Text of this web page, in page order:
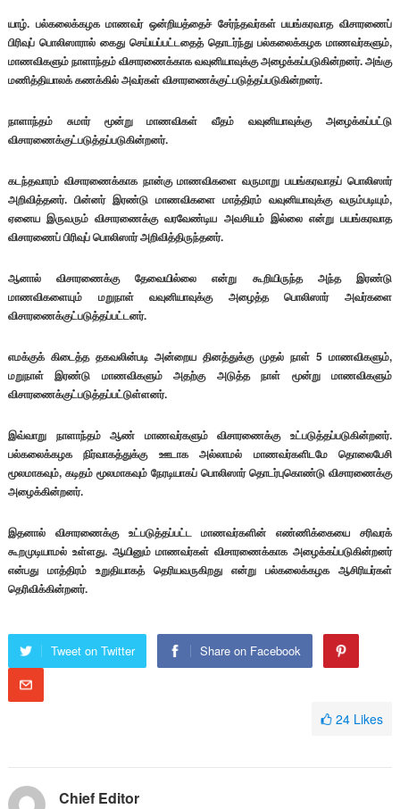
யாழ். பல்கலைக்கழக மாணவர் ஒன்றியத்தைச் சேர்ந்தவர்கள் பயங்கரவாத விசாரணைப்
பிரிவுப் பொலிஸாரால் கைது செய்யப்பட்டதைத் தொடர்ந்து பல்கலைக்கழக மாணவர்களும்,
மாணவிகளும் நாளாந்தம் விசாரணைக்காக வவுனியாவுக்கு அழைக்கப்படுகின்றனர். அங்கு
மணித்தியாலக் கணக்கில் அவர்கள் விசாரணைக்குட்படுத்தப்படுகின்றனர்.
நாளாந்தம் சுமார் மூன்று மாணவிகள் வீதம் வவுனியாவுக்கு அழைக்கப்பட்டு
விசாரணைக்குட்படுத்தப்படுகின்றனர்.
கடந்தவாரம் விசாரணைக்காக நான்கு மாணவிகளை வருமாறு பயங்கரவாதப் பொலிஸார்
அறிவித்தனர். பின்னர் இரண்டு மாணவிகளை மாத்திரம் வவுனியாவுக்கு வரும்படியும்,
ஏனைய இருவரும் விசாரணைக்கு வரவேண்டிய அவசியம் இல்லை என்று பயங்கரவாத
விசாரணைப் பிரிவுப் பொலிஸார் அறிவித்திருந்தனர்.
ஆனால் விசாரணைக்கு தேவையில்லை என்று கூறியிருந்த அந்த இரண்டு
மாணவிகளையும் மறுநாள் வவுனியாவுக்கு அழைத்த பொலிஸார் அவர்களை
விசாரணைக்குட்படுத்தப்பட்டனர்.
எமக்குக் கிடைத்த தகவலின்படி அன்றைய தினத்துக்கு முதல் நாள் 5 மாணவிகளும்,
மறுநாள் இரண்டு மாணவிகளும் அதற்கு அடுத்த நாள் மூன்று மாணவிகளும்
விசாரணைக்குட்படுத்தப்பட்டுள்ளனர்.
இவ்வாறு நாளாந்தம் ஆண் மாணவர்களும் விசாரணைக்கு உட்படுத்தப்படுகின்றனர்.
பல்கலைக்கழக நிர்வாகத்துக்கு ஊடாக அல்லாமல் மாணவர்களிடமே தொலைபேசி
மூலமாகவும், கடிதம் மூலமாகவும் நேரடியாகப் பொலிஸார் தொடர்புகொண்டு விசாரணைக்கு
அழைக்கின்றனர்.
இதனால் விசாரணைக்கு உட்படுத்தப்பட்ட மாணவர்களின் எண்ணிக்கையை சரிவரக்
கூறமுடியாமல் உள்ளது. ஆயினும் மாணவர்கள் விசாரணைக்காக அழைக்கப்படுகின்றனர்
என்பது மாத்திரம் உறுதியாகத் தெரியவருகிறது என்று பல்கலைக்கழக ஆசிரியர்கள்
தெரிவிக்கின்றனர்.
Tweet on Twitter Share on Facebook
24 Likes
Chief Editor